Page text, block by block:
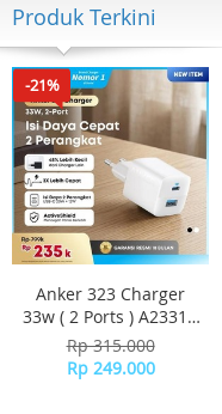
Produk Terkini
-21%
Anker 323 Charger
33w ( 2 Ports ) A2331 -
White
Rp 315.000
Rp 249.000